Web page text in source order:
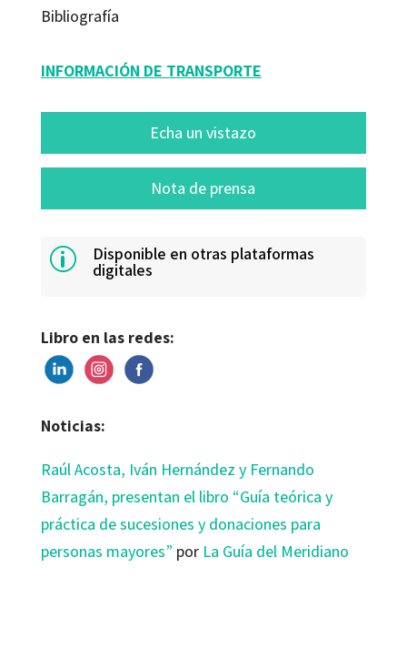
Bibliografía
INFORMACIÓN DE TRANSPORTE
Echa un vistazo
Nota de prensa
p Disponible en otras plataformas
digitales
Libro en las redes:
Noticias:
Raúl Acosta, Iván Hernández y Fernando
Barragán, presentan el libro “Guía teórica y
práctica de sucesiones y donaciones para
personas mayores” por La Guía del Meridiano